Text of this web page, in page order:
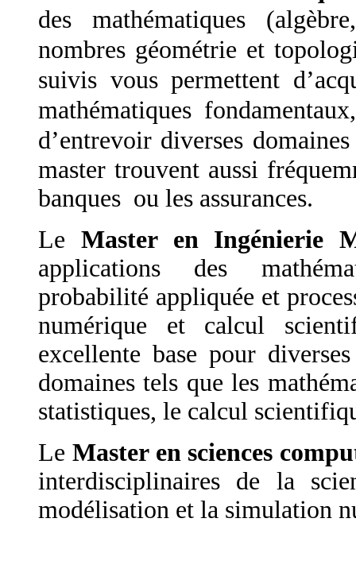
des mathématiques
nombres géométrie et
suivis vous permettent
mathématiques
d’entrevoir diverses
master trouvent aussi
banques ou les assurances.
Le Master en Ingénierie
applications des
probabilité appliquée et
numérique et calcul
excellente base pour
domaines tels que les
statistiques, le calcul
Le Master en sciences
interdisciplinaires de la
modélisation et la simulation